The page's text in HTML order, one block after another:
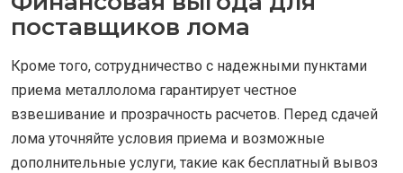
поставщиков лома
Кроме того, сотрудничество с надежными пунктами
приема металлолома гарантирует честное
взвешивание и прозрачность расчетов. Перед сдачей
лома уточняйте условия приема и возможные
дополнительные услуги, такие как бесплатный вывоз